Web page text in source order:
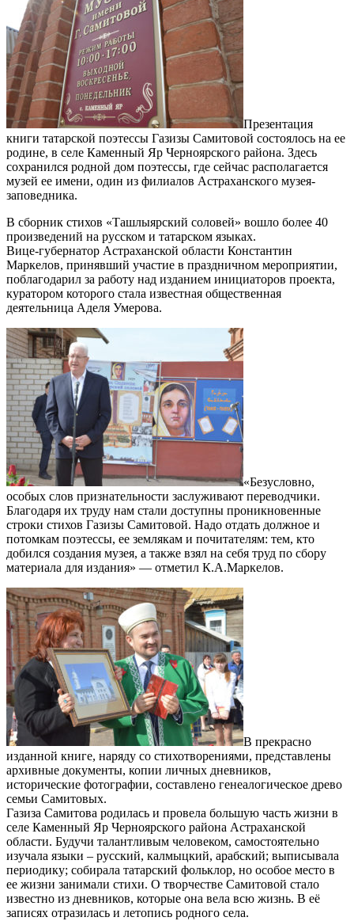
Презентация
книги татарской поэтессы Газизы Самитовой состоялось на ее
родине, в селе Каменный Яр Черноярского района. Здесь
сохранился родной дом поэтессы, где сейчас располагается
музей ее имени, один из филиалов Астраханского музея-
заповедника.
В сборник стихов «Ташлыярский соловей» вошло более 40
произведений на русском и татарском языках.
Вице-губернатор Астраханской области Константин
Маркелов, принявший участие в праздничном мероприятии,
поблагодарил за работу над изданием инициаторов проекта,
куратором которого стала известная общественная
деятельница Аделя Умерова.
«Безусловно,
особых слов признательности заслуживают переводчики.
Благодаря их труду нам стали доступны проникновенные
строки стихов Газизы Самитовой. Надо отдать должное и
потомкам поэтессы, ее землякам и почитателям: тем, кто
добился создания музея, а также взял на себя труд по сбору
материала для издания» — отметил К.А.Маркелов.
В прекрасно
изданной книге, наряду со стихотворениями, представлены
архивные документы, копии личных дневников,
исторические фотографии, составлено генеалогическое древо
семьи Самитовых.
Газиза Самитова родилась и провела большую часть жизни в
селе Каменный Яр Черноярского района Астраханской
области. Будучи талантливым человеком, самостоятельно
изучала языки – русский, калмыцкий, арабский; выписывала
периодику; собирала татарский фольклор, но особое место в
ее жизни занимали стихи. О творчестве Самитовой стало
известно из дневников, которые она вела всю жизнь. В её
записях отразилась и летопись родного села.